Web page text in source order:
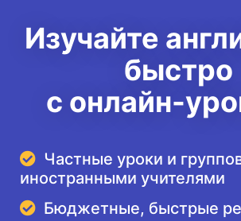
Изучайте
быстро
с онлайн-
Частные уроки и
иностранными учителями
Бюджетные, быстрые